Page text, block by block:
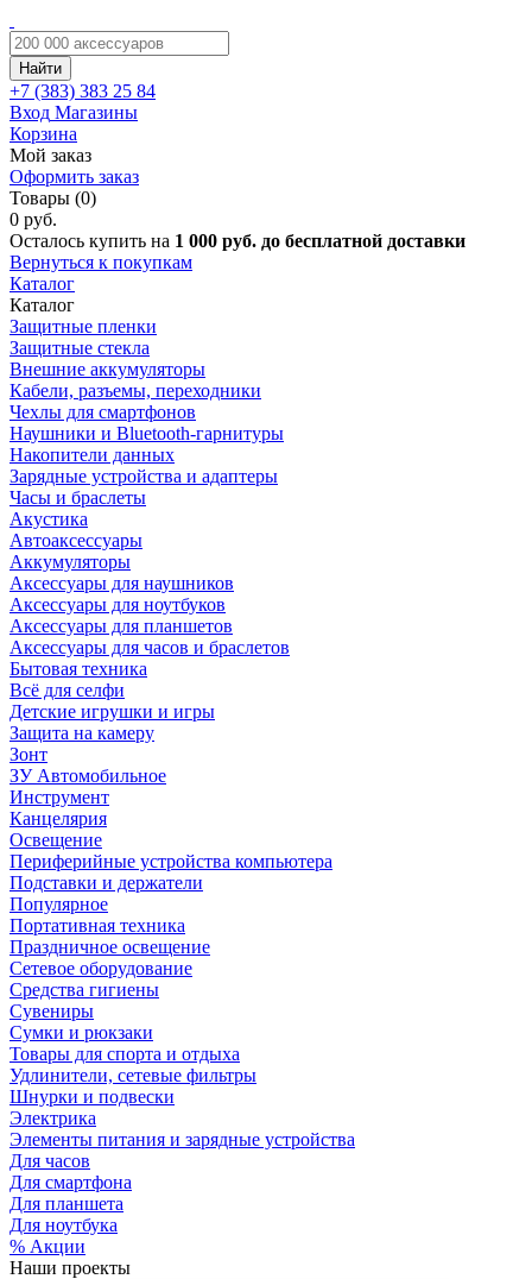
Найти
+7 (383) 383 25 84
Вход Магазины
Корзина
Мой заказ
Оформить заказ
Товары (0)
0 руб.
Осталось купить на 1 000 руб. до бесплатной доставки
Вернуться к покупкам
Каталог
Каталог
Защитные пленки
Защитные стекла
Внешние аккумуляторы
Кабели, разъемы, переходники
Чехлы для смартфонов
Наушники и Bluetooth-гарнитуры
Накопители данных
Зарядные устройства и адаптеры
Часы и браслеты
Акустика
Автоаксессуары
Аккумуляторы
Аксессуары для наушников
Аксессуары для ноутбуков
Аксессуары для планшетов
Аксессуары для часов и браслетов
Бытовая техника
Всё для селфи
Детские игрушки и игры
Защита на камеру
Зонт
ЗУ Автомобильное
Инструмент
Канцелярия
Освещение
Периферийные устройства компьютера
Подставки и держатели
Популярное
Портативная техника
Праздничное освещение
Сетевое оборудование
Средства гигиены
Сувениры
Сумки и рюкзаки
Товары для спорта и отдыха
Удлинители, сетевые фильтры
Шнурки и подвески
Электрика
Элементы питания и зарядные устройства
Для часов
Для смартфона
Для планшета
Для ноутбука
% Акции
Наши проекты